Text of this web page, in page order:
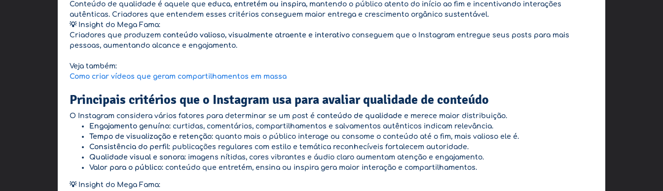
Conteúdo de qualidade é aquele que educa, entretém ou inspira, mantendo o público atento do início ao fim e incentivando interações
autênticas. Criadores que entendem esses critérios conseguem maior entrega e crescimento orgânico sustentável.
💡 Insight do Mega Fama:
Criadores que produzem conteúdo valioso, visualmente atraente e interativo conseguem que o Instagram entregue seus posts para mais
pessoas, aumentando alcance e engajamento.
Veja também:
Como criar vídeos que geram compartilhamentos em massa
Principais critérios que o Instagram usa para avaliar qualidade de conteúdo
O Instagram considera vários fatores para determinar se um post é conteúdo de qualidade e merece maior distribuição.
Engajamento genuíno: curtidas, comentários, compartilhamentos e salvamentos autênticos indicam relevância.
Tempo de visualização e retenção: quanto mais o público interage ou consome o conteúdo até o fim, mais valioso ele é.
Consistência do perfil: publicações regulares com estilo e temática reconhecíveis fortalecem autoridade.
Qualidade visual e sonora: imagens nítidas, cores vibrantes e áudio claro aumentam atenção e engajamento.
Valor para o público: conteúdo que entretém, ensina ou inspira gera maior interação e compartilhamentos.
💡 Insight do Mega Fama: